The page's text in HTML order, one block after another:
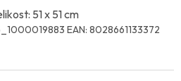
51 x 51 cm
EAN: 8028661133372